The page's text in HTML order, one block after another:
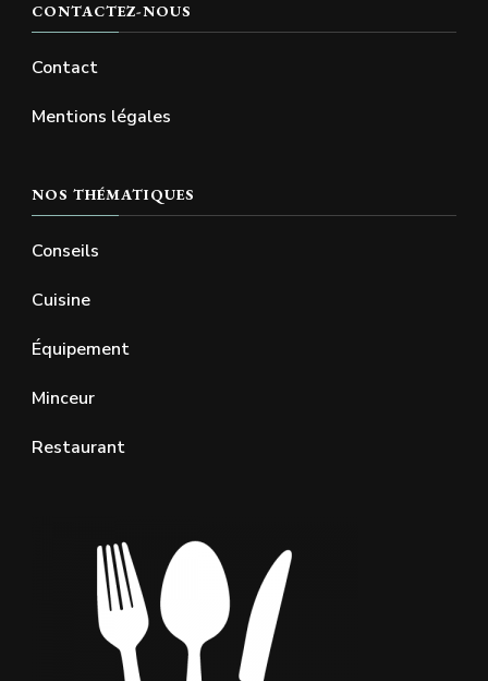
CONTACTEZ-NOUS
Contact
Mentions légales
NOS THÉMATIQUES
Conseils
Cuisine
Équipement
Minceur
Restaurant